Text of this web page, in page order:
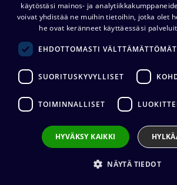
Neutrik NA2JJ
5,35
Liittimen valmistaja
Liittimen tyyppi:6,3 mm mono
Lisää ostoskoriin
käytöstäsi mainos- ja
voivat yhdistää ne muihin tietoihin, jotka olet
he ovat keränneet käyttäessäsi
EHDOTTOMASTI VÄLTTÄMÄTTÖMÄT
SUORITUSKYVYLLISET
TOIMINNALLISET
HYVÄKSY KAIKKI
NÄYTÄ TIEDOT